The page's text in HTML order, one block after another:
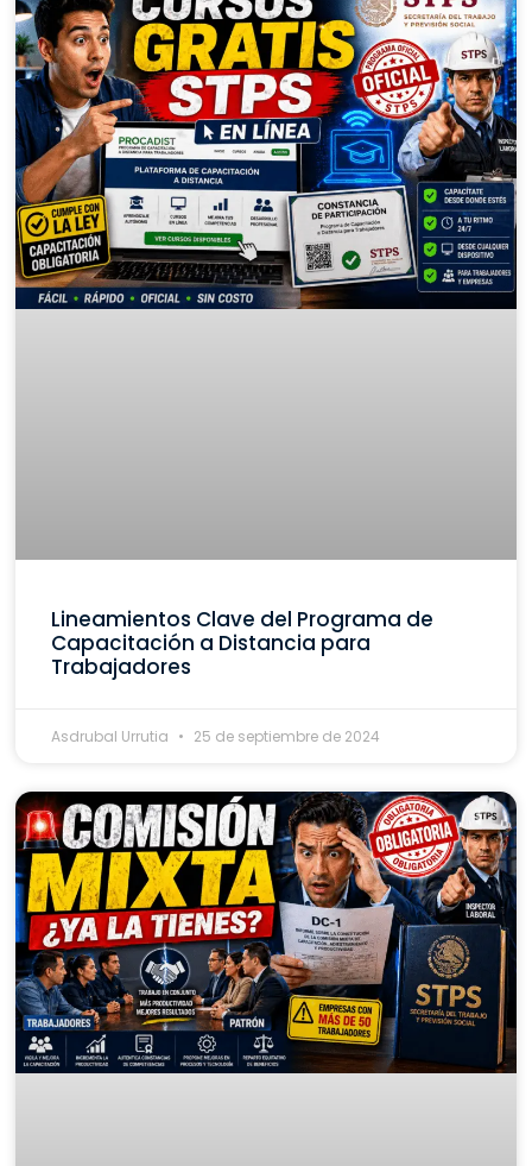
Lineamientos Clave del Programa de
Capacitación a Distancia para
Trabajadores
Asdrubal Urrutia 25 de septiembre de 2024